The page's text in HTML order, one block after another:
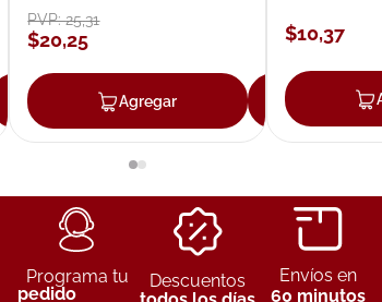
Agregar
PVP:25,31
$20,25
Agregar
$10,37
Programa tu
pedido
Descuentos
Envíos en
60 minutos